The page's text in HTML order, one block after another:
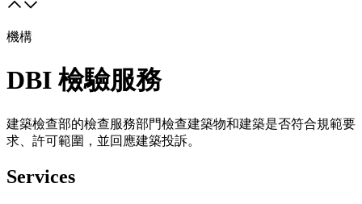
機構
DBI 檢驗服務
建築檢查部的檢查服務部門檢查建築物和建築是否符合規範要
求、許可範圍，並回應建築投訴。
Services